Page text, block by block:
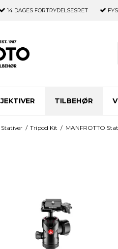
14 DAGES FORTRYDELSESRET
TILBEHØR
Stativer / Tripod Kit / MANFROTTO